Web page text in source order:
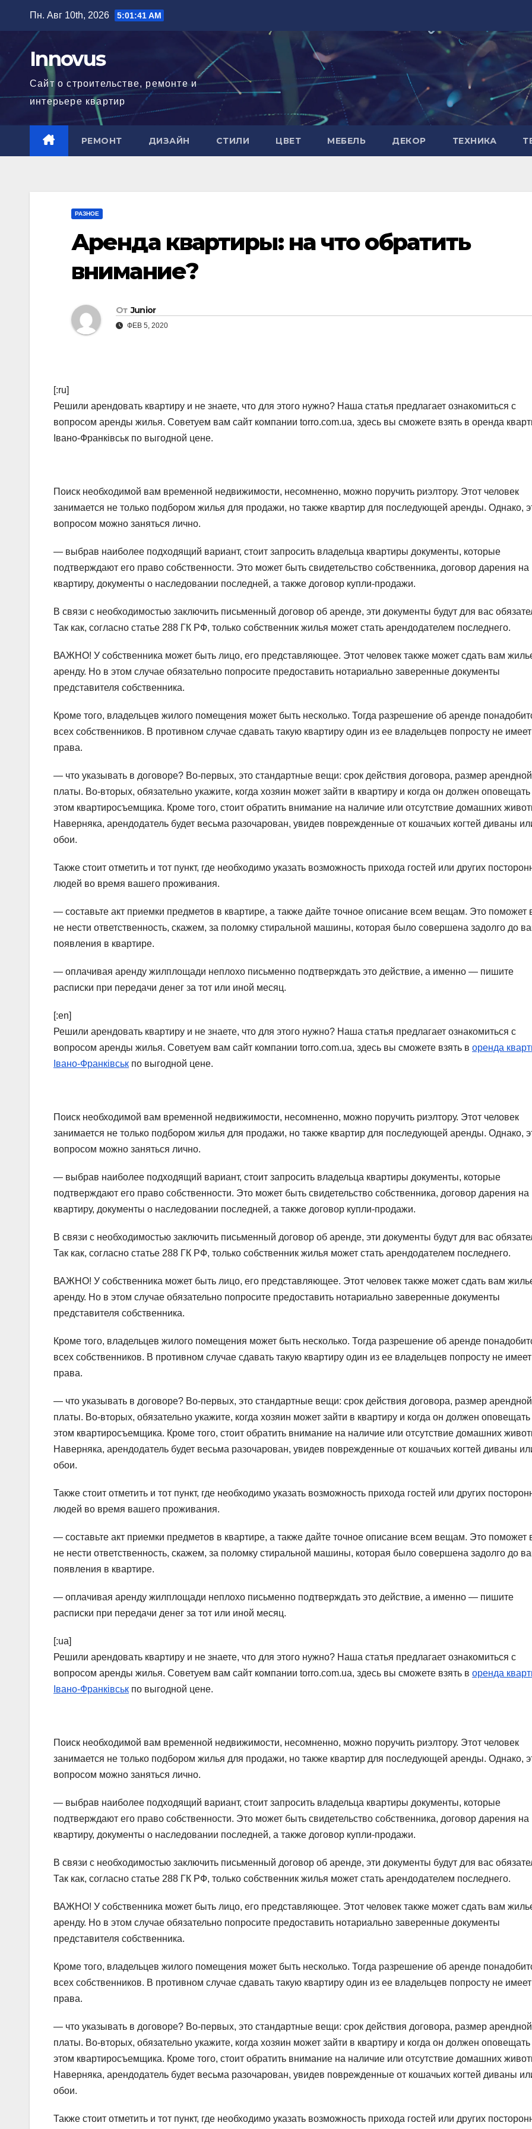
содержимому
Пн. Авг 10th, 2026 5:01:42 AM
Innovus
Сайт о строительстве, ремонте и
интерьере квартир
РЕМОНТ ДИЗАЙН СТИЛИ ЦВЕТ МЕБЕЛЬ ДЕКОР ТЕХНИКА
РАЗНОЕ
Аренда квартиры: на что обратить
внимание?
От Junior
ФЕВ 5, 2020
[:ru]
Решили арендовать квартиру и не знаете, что для этого нужно? Наша статья предлагает ознакомиться с
вопросом аренды жилья. Советуем вам сайт компании torro.com.ua, здесь вы сможете взять в оренда
Івано-Франківськ по выгодной цене.
Поиск необходимой вам временной недвижимости, несомненно, можно поручить риэлтору. Этот человек
занимается не только подбором жилья для продажи, но также квартир для последующей аренды. Однако,
вопросом можно заняться лично.
— выбрав наиболее подходящий вариант, стоит запросить владельца квартиры документы, которые
подтверждают его право собственности. Это может быть свидетельство собственника, договор дарения на
квартиру, документы о наследовании последней, а также договор купли-продажи.
В связи с необходимостью заключить письменный договор об аренде, эти документы будут для вас
Так как, согласно статье 288 ГК РФ, только собственник жилья может стать арендодателем последнего.
ВАЖНО! У собственника может быть лицо, его представляющее. Этот человек также может сдать вам
аренду. Но в этом случае обязательно попросите предоставить нотариально заверенные документы
представителя собственника.
Кроме того, владельцев жилого помещения может быть несколько. Тогда разрешение об аренде
всех собственников. В противном случае сдавать такую квартиру один из ее владельцев попросту не имеет
права.
— что указывать в договоре? Во-первых, это стандартные вещи: срок действия договора, размер арендной
платы. Во-вторых, обязательно укажите, когда хозяин может зайти в квартиру и когда он должен
этом квартиросъемщика. Кроме того, стоит обратить внимание на наличие или отсутствие домашних
Наверняка, арендодатель будет весьма разочарован, увидев поврежденные от кошачьих когтей диваны
обои.
Также стоит отметить и тот пункт, где необходимо указать возможность прихода гостей или других
людей во время вашего проживания.
— составьте акт приемки предметов в квартире, а также дайте точное описание всем вещам. Это поможет
не нести ответственность, скажем, за поломку стиральной машины, которая было совершена задолго до
появления в квартире.
— оплачивая аренду жилплощади неплохо письменно подтверждать это действие, а именно — пишите
расписки при передачи денег за тот или иной месяц.
[:en]
Решили арендовать квартиру и не знаете, что для этого нужно? Наша статья предлагает ознакомиться с
вопросом аренды жилья. Советуем вам сайт компании torro.com.ua, здесь вы сможете взять в оренда
Івано-Франківськ по выгодной цене.
Поиск необходимой вам временной недвижимости, несомненно, можно поручить риэлтору. Этот человек
занимается не только подбором жилья для продажи, но также квартир для последующей аренды. Однако,
вопросом можно заняться лично.
— выбрав наиболее подходящий вариант, стоит запросить владельца квартиры документы, которые
подтверждают его право собственности. Это может быть свидетельство собственника, договор дарения на
квартиру, документы о наследовании последней, а также договор купли-продажи.
В связи с необходимостью заключить письменный договор об аренде, эти документы будут для вас
Так как, согласно статье 288 ГК РФ, только собственник жилья может стать арендодателем последнего.
ВАЖНО! У собственника может быть лицо, его представляющее. Этот человек также может сдать вам
аренду. Но в этом случае обязательно попросите предоставить нотариально заверенные документы
представителя собственника.
Кроме того, владельцев жилого помещения может быть несколько. Тогда разрешение об аренде
всех собственников. В противном случае сдавать такую квартиру один из ее владельцев попросту не имеет
права.
— что указывать в договоре? Во-первых, это стандартные вещи: срок действия договора, размер арендной
платы. Во-вторых, обязательно укажите, когда хозяин может зайти в квартиру и когда он должен
этом квартиросъемщика. Кроме того, стоит обратить внимание на наличие или отсутствие домашних
Наверняка, арендодатель будет весьма разочарован, увидев поврежденные от кошачьих когтей диваны
обои.
Также стоит отметить и тот пункт, где необходимо указать возможность прихода гостей или других
людей во время вашего проживания.
— составьте акт приемки предметов в квартире, а также дайте точное описание всем вещам. Это поможет
не нести ответственность, скажем, за поломку стиральной машины, которая было совершена задолго до
появления в квартире.
— оплачивая аренду жилплощади неплохо письменно подтверждать это действие, а именно — пишите
расписки при передачи денег за тот или иной месяц.
[:ua]
Решили арендовать квартиру и не знаете, что для этого нужно? Наша статья предлагает ознакомиться с
вопросом аренды жилья. Советуем вам сайт компании torro.com.ua, здесь вы сможете взять в оренда
Івано-Франківськ по выгодной цене.
Поиск необходимой вам временной недвижимости, несомненно, можно поручить риэлтору. Этот человек
занимается не только подбором жилья для продажи, но также квартир для последующей аренды. Однако,
вопросом можно заняться лично.
— выбрав наиболее подходящий вариант, стоит запросить владельца квартиры документы, которые
подтверждают его право собственности. Это может быть свидетельство собственника, договор дарения на
квартиру, документы о наследовании последней, а также договор купли-продажи.
В связи с необходимостью заключить письменный договор об аренде, эти документы будут для вас
Так как, согласно статье 288 ГК РФ, только собственник жилья может стать арендодателем последнего.
ВАЖНО! У собственника может быть лицо, его представляющее. Этот человек также может сдать вам
аренду. Но в этом случае обязательно попросите предоставить нотариально заверенные документы
представителя собственника.
Кроме того, владельцев жилого помещения может быть несколько. Тогда разрешение об аренде
всех собственников. В противном случае сдавать такую квартиру один из ее владельцев попросту не имеет
права.
— что указывать в договоре? Во-первых, это стандартные вещи: срок действия договора, размер арендной
платы. Во-вторых, обязательно укажите, когда хозяин может зайти в квартиру и когда он должен
этом квартиросъемщика. Кроме того, стоит обратить внимание на наличие или отсутствие домашних
Наверняка, арендодатель будет весьма разочарован, увидев поврежденные от кошачьих когтей диваны
обои.
Также стоит отметить и тот пункт, где необходимо указать возможность прихода гостей или других